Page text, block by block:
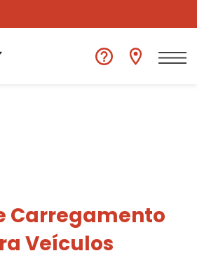
Carregamento
Veículos